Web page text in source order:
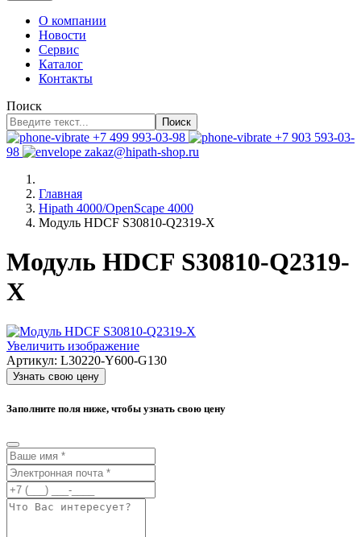
О компании
Новости
Сервис
Каталог
Контакты
Поиск
Поиск
+7 499 993-03-98
+7 903 593-03-
98
zakaz@hipath-shop.ru
Главная
Hipath 4000/OpenScape 4000
Модуль HDCF S30810-Q2319-X
Модуль HDCF S30810-Q2319-
X
Увеличить изображение
Артикул: L30220-Y600-G130
Узнать свою цену
Заполните поля ниже, чтобы узнать свою цену